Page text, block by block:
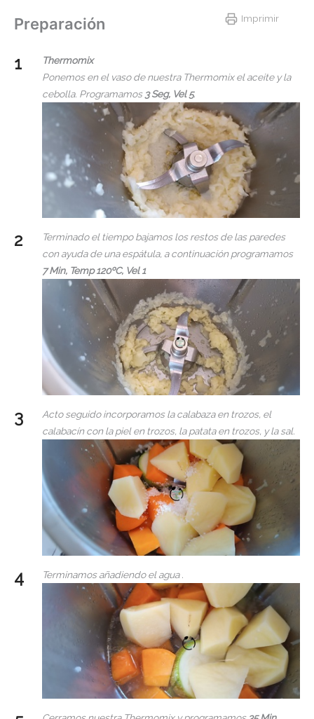
Imprimir
Preparación
Thermomix
Ponemos en el vaso de nuestra Thermomix el aceite y la
cebolla. Programamos3 Seg, Vel 5.
Terminado el tiempo bajamos los restos de las paredes
con ayuda de una espátula, a continuación programamos
7 Min, Temp 120ºC, Vel 1
Acto seguido incorporamos la calabaza en trozos, el
calabacín con la piel en trozos, la patata en trozos, y la sal.
Terminamos añadiendo el agua .